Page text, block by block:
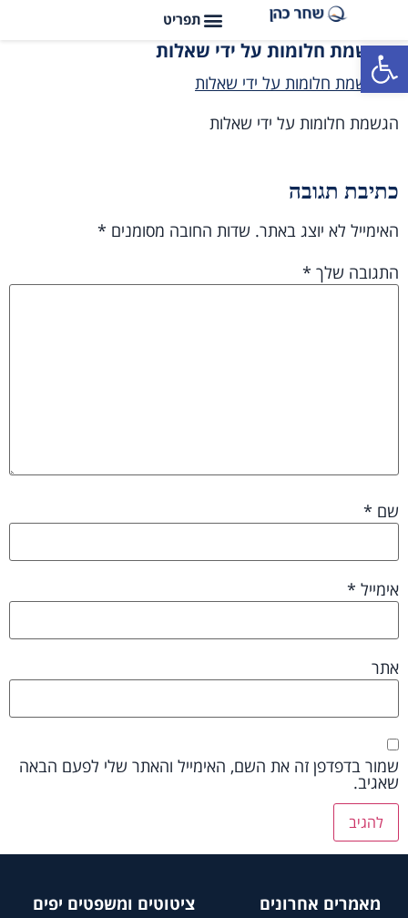
פתח סרגל נגישות
הגשמת חלומות על ידי שאלות
הגשמת חלומות על ידי שאלות
כתיבת תגובה
האימייל לא יוצג באתר. שדות החובה מסומנים *
התגובה שלך *
שם *
אימייל *
אתר
שמור בדפדפן זה את השם, האימייל והאתר שלי לפעם הבאה
שאגיב.
מאמרים אחרונים
ציטוטים ומשפטים יפים